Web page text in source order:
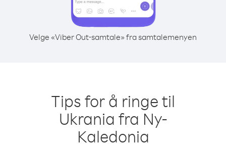
Velge «Viber Out-samtale» fra samtalemenyen
Tips for å ringe til
Ukrania fra Ny-
Kaledonia